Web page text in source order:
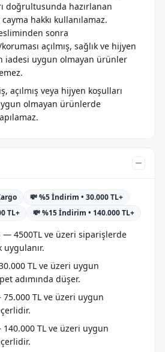
doğrultusunda hazırlanan
hakkı kullanılamaz.
sonra
açılmış, sağlık ve hijyen
iadesi uygun olmayan ürünler
açılmış veya hijyen koşulları
olmayan ürünlerde
💸 %5 İndirim • 30.000 TL+
TL+
💸 %15 İndirim • 140.000 TL+
— 4500TL ve üzeri siparişlerde
TL ve üzeri uygun
adımında düşer.
TL ve üzeri uygun
TL ve üzeri uygun